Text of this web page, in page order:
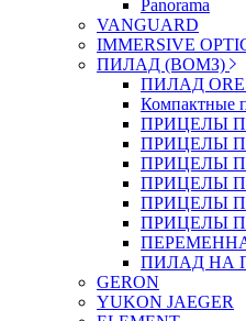
Panorama
VANGUARD
IMMERSIVE
ПИЛАД (ВОМЗ)
ПИЛАД
Компактные
ПРИЦЕЛЫ
ПРИЦЕЛЫ
ПРИЦЕЛЫ
ПРИЦЕЛЫ
ПРИЦЕЛЫ
ПРИЦЕЛЫ
ПИЛАД НА
GERON
YUKON JAEGER